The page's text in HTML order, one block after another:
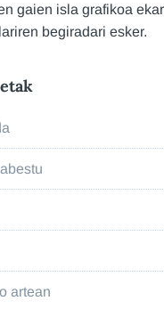
gaien isla grafikoa
begiradari esker.
artean